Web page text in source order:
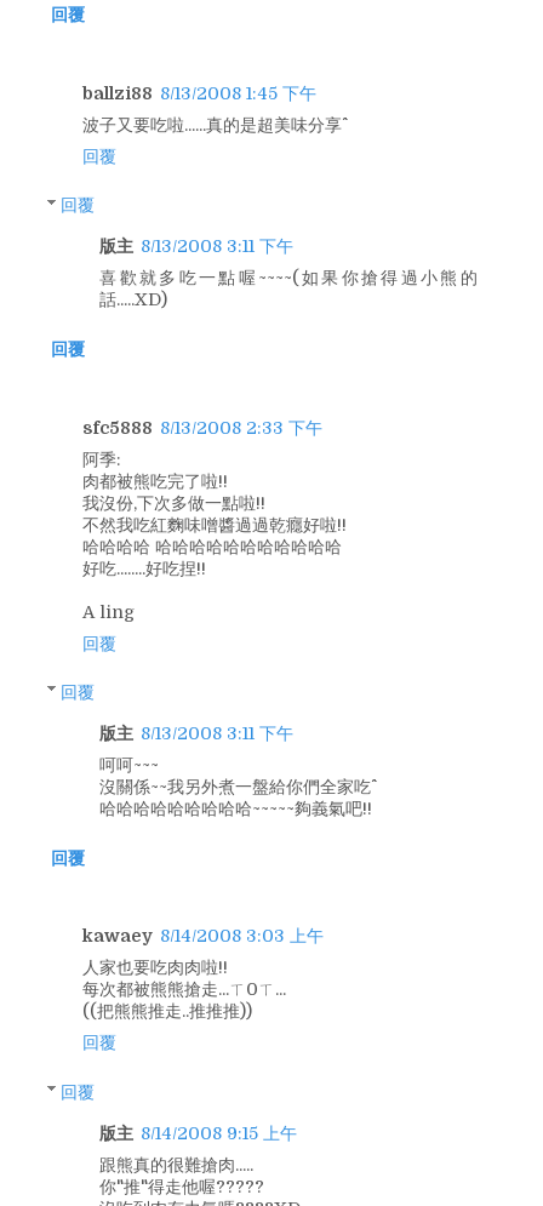
回覆
ballzi88 8/13/2008 1:45 下午
波子又要吃啦......真的是超美味分享^^
回覆
回覆
版主 8/13/2008 3:11 下午
喜歡就多吃一點喔~~~~(如果你搶得過小熊的
話.....XD)
回覆
sfc5888 8/13/2008 2:33 下午
阿季:
肉都被熊吃完了啦!!
我沒份,下次多做一點啦!!
不然我吃紅麴味噌醬過過乾癮好啦!!
哈哈哈哈 哈哈哈哈哈哈哈哈哈哈哈
好吃........好吃捏!!
A ling
回覆
回覆
版主 8/13/2008 3:11 下午
呵呵~~~
沒關係~~我另外煮一盤給你們全家吃^^
哈哈哈哈哈哈哈哈哈~~~~~夠義氣吧!!
回覆
kawaey 8/14/2008 3:03 上午
人家也要吃肉肉啦!!
每次都被熊熊搶走...ㄒ0ㄒ...
((把熊熊推走..推推推))
回覆
回覆
版主 8/14/2008 9:15 上午
跟熊真的很難搶肉.....
你"推"得走他喔?????